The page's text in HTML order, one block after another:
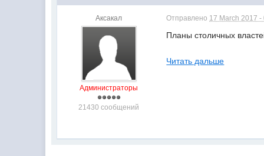
Аксакал
Администраторы
21430 сообщений
Отправлено 17 March 2017 -
Планы столичных
Читать дальше